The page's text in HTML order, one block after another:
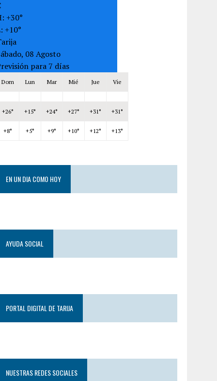
+30°
+10°
08 Agosto
para 7 días
Dom Lun Mar Mié Jue Vie
+26° +15° +24° +27° +31° +31°
+8° +5° +9° +10° +12° +13°
EN UN DIA COMO HOY
AYUDA SOCIAL
PORTAL DIGITAL DE TARIJA
NUESTRAS REDES SOCIALES